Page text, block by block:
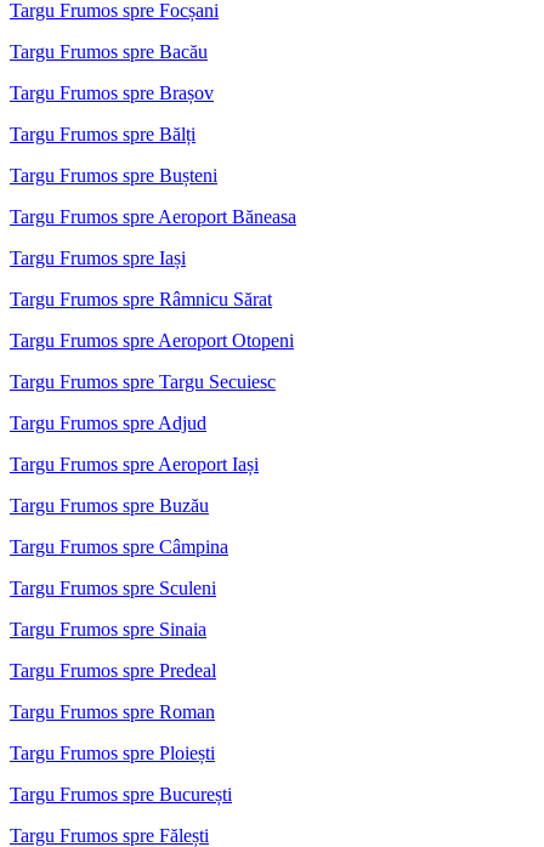
Targu Frumos spre Focșani
Targu Frumos spre Bacău
Targu Frumos spre Brașov
Targu Frumos spre Bălți
Targu Frumos spre Bușteni
Targu Frumos spre Aeroport Băneasa
Targu Frumos spre Iași
Targu Frumos spre Râmnicu Sărat
Targu Frumos spre Aeroport Otopeni
Targu Frumos spre Targu Secuiesc
Targu Frumos spre Adjud
Targu Frumos spre Aeroport Iași
Targu Frumos spre Buzău
Targu Frumos spre Câmpina
Targu Frumos spre Sculeni
Targu Frumos spre Sinaia
Targu Frumos spre Predeal
Targu Frumos spre Roman
Targu Frumos spre Ploiești
Targu Frumos spre București
Targu Frumos spre Fălești